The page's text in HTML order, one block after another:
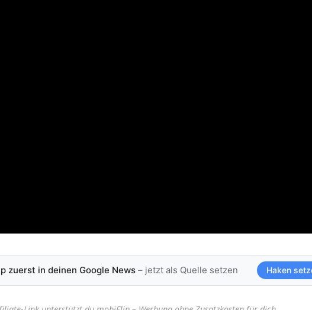
zuerst in deinen Google News– jetzt als Quelle setzen Haken